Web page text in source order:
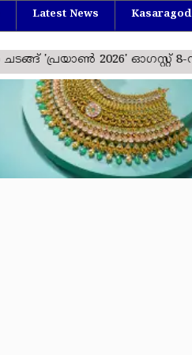
Latest News Kasaragod